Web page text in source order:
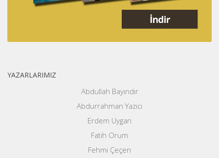
YAZARLARIMIZ
Abdullah Bayındır
Abdurrahman Yazıcı
Erdem Uygan
Fatih Orum
Fehmi Çeçen